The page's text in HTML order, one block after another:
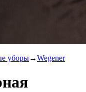
уборы Wegener